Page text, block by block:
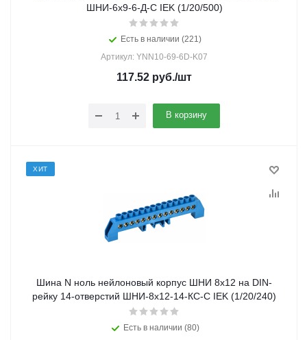
ШНИ-6х9-6-Д-С IEK (1/20/500)
Есть в наличии (221)
Артикул: YNN10-69-6D-K07
117.52 руб./шт
В корзину
ХИТ
Шина N ноль нейлоновый корпус ШНИ 8х12 на DIN-
рейку 14-отверстий ШНИ-8х12-14-КС-С IEK (1/20/240)
Есть в наличии (80)